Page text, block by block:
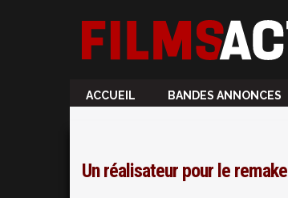
ACCUEIL BANDES ANNONCES
Un réalisateur pour le